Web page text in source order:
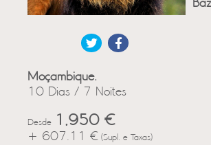
Moçambique.
10 Dias / 7 Noites
Desde 1,950 €
+ 607.11 € (Supl. e Taxas)